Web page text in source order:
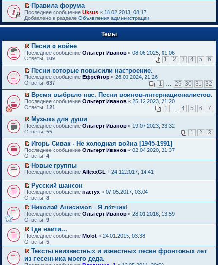
й
т
и
к
п
в
о
м
у
н
е
п
р
о
ч
и
т
а
н
н
о
м
у
с
о
о
б
щ
е
н
и
ю
П
е
р
е
т
и
к
п
р
в
о
м
у
н
е
п
р
о
ч
и
т
а
н
н
о
м
у
с
о
о
б
щ
е
н
и
ю
Правила форума
Последнее сообщение Uksus « 18.02.2013, 08:17
Добавлено в разделе Объявления администрации
Темы
П
е
е
й
т
и
к
п
е
р
в
о
м
у
н
е
п
р
о
ч
и
т
а
н
н
о
м
у
с
о
о
б
щ
е
и
Песни о войне
Последнее сообщение Ольгерт Иванов « 08.06.2025, 01:06
Ответы: 109 1 2 3 4 5 6
П
е
е
й
т
и
к
п
е
р
в
о
м
у
н
е
п
р
о
ч
и
т
а
н
н
о
м
у
с
о
о
б
Песни которые повысили настроение.
Последнее сообщение Ефрейтор « 26.03.2024, 21:26
Ответы: 637 1 29 30 31 32
П
е
е
й
т
и
к
п
е
р
в
о
м
у
н
е
п
р
о
ч
и
т
а
н
н
м
у
Время выбрало нас. Песни воинов-интернационалистов.
Последнее сообщение Ольгерт Иванов « 25.12.2023, 21:20
Ответы: 121 1 4 5 6 7
П
е
е
й
т
и
п
р
в
о
м
у
н
е
п
р
о
ч
и
а
Музыка для души
Последнее сообщение Ольгерт Иванов « 19.07.2023, 23:32
Ответы: 55 1 2 3
П
е
р
е
й
и
к
п
е
р
в
о
м
у
н
е
п
о
Игорь Сивак - Не холодная война [1945-1991]
Последнее сообщение Ольгерт Иванов « 02.04.2020, 21:37
Ответы: 4
П
р
е
й
т
и
к
п
е
р
в
о
м
н
е
Новые группы
Последнее сообщение AllexxGL « 24.12.2017, 14:41
П
е
р
е
й
т
и
к
п
е
р
о
Русский шансон
Последнее сообщение пастух « 07.05.2017, 03:04
Ответы: 8
П
е
р
й
т
и
п
Николай Анисимов - Я лётчик!
Последнее сообщение Ольгерт Иванов « 28.01.2016, 13:59
Ответы: 9
П
е
р
й
т
Где найти...
Последнее сообщение Molot « 24.01.2015, 03:38
Ответы: 5
П
е
Тексты неизвестных и известных песен фронтовых лет
из песенника моего деда.